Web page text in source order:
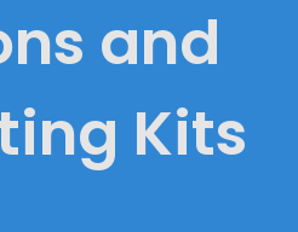
and
Kits